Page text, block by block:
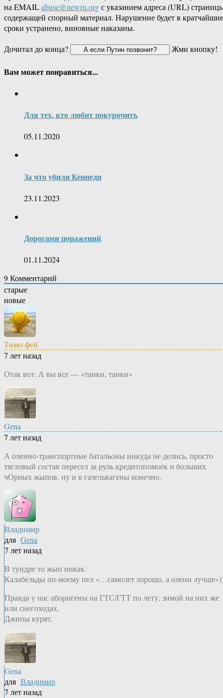
на EMAILabuse@newru.orgс указанием адреса (URL)
содержащей спорный материал. Нарушение будет в кратчайшие
сроки устранено, виновные наказаны.
Дочитал до конца?
Жми кнопку!
Вам может понравиться...
Для тех, кто любит покурочить
05.11.2020
За что убили Кеннеди
23.11.2023
Дорогами поражений
01.11.2024
9Комментарий
старые
новые
Тимо-фей
7 лет назад
Отак вот. А вы все — «танки, танки»
Gena
7 лет назад
А оленно-транспортные батальоны никуда не делись, просто
тягловый состав пересел за руль кредитопомоек и больших
чОрных жыпов, ну и в газельвагены конечно.
Владимир
для Gena
7 лет назад
В тундре то жып никак.
Калабельды по-моему пел «…самолет хорошо, а олени
Правда у нас аборигены на ГТС/ГТТ по лету, зимой на них же
или снегоходах.
Джипы курят.
Gena
для Владимир
7 лет назад